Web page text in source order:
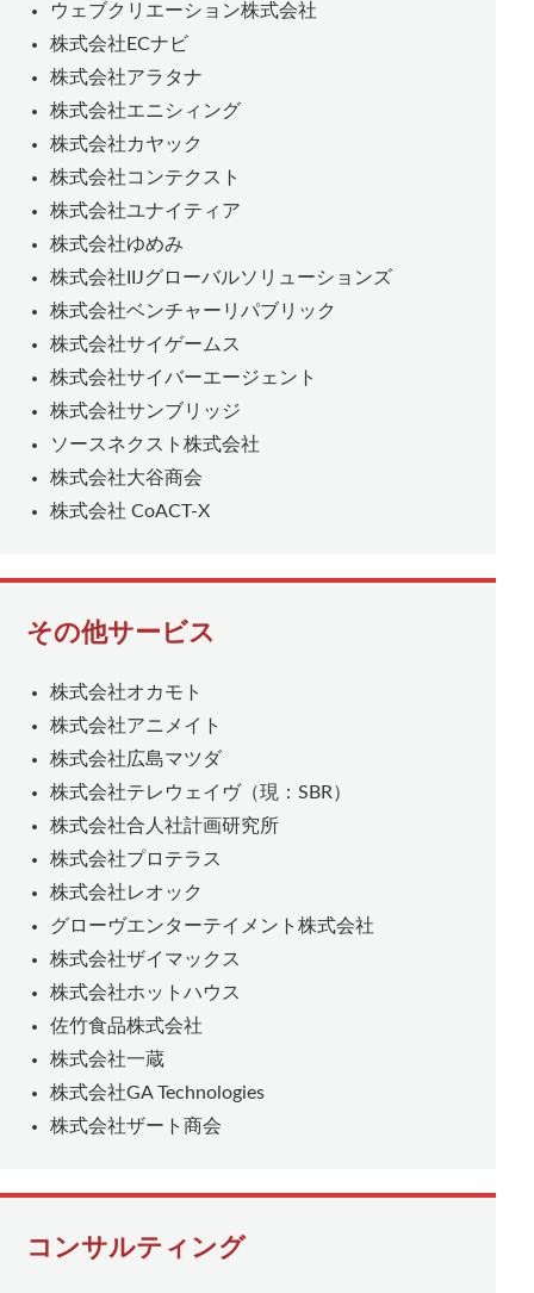
ウェブクリエーション株式会社
株式会社ECナビ
株式会社アラタナ
株式会社エニシィング
株式会社カヤック
株式会社コンテクスト
株式会社ユナイティア
株式会社ゆめみ
株式会社IIJグローバルソリューションズ
株式会社ベンチャーリパブリック
株式会社サイゲームス
株式会社サイバーエージェント
株式会社サンブリッジ
ソースネクスト株式会社
株式会社大谷商会
株式会社 CoACT-X
その他サービス
株式会社オカモト
株式会社アニメイト
株式会社広島マツダ
株式会社テレウェイヴ（現：SBR）
株式会社合人社計画研究所
株式会社プロテラス
株式会社レオック
グローヴエンターテイメント株式会社
株式会社ザイマックス
株式会社ホットハウス
佐竹食品株式会社
株式会社一蔵
株式会社GA Technologies
株式会社ザート商会
コンサルティング